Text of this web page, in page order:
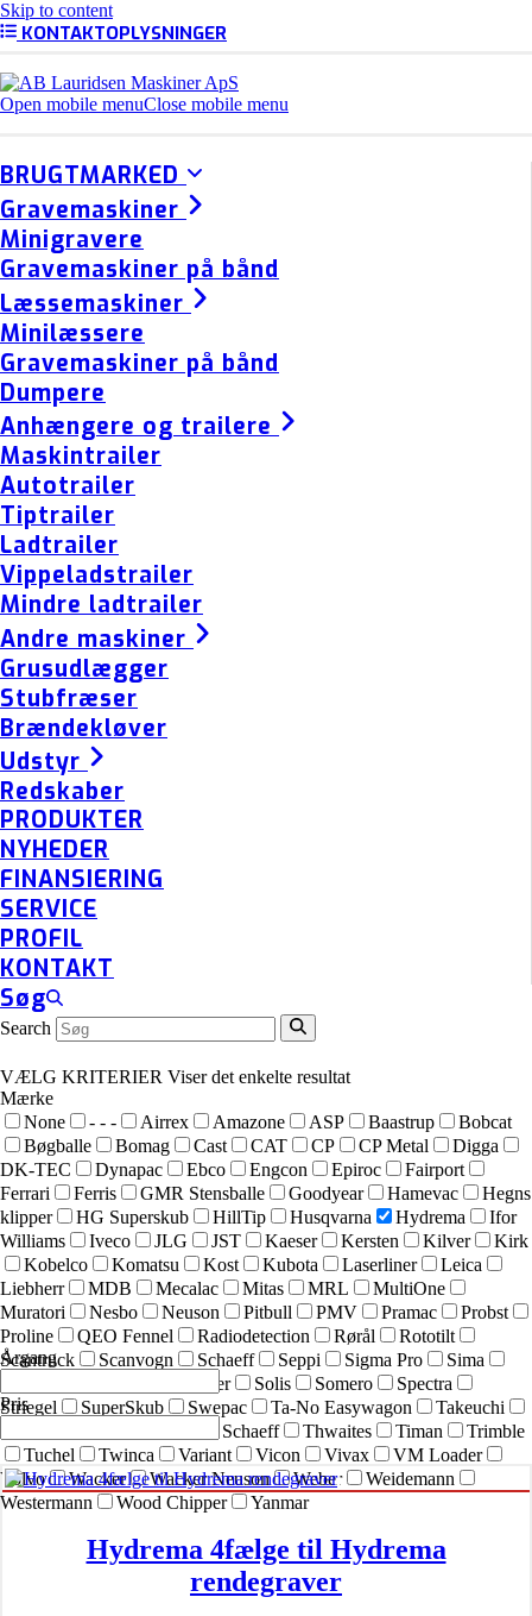
Skip to content
KONTAKTOPLYSNINGER
Open mobile menuClose mobile menu
BRUGTMARKED
Gravemaskiner
Minigravere
Gravemaskiner på bånd
Læssemaskiner
Minilæssere
Gravemaskiner på bånd
Dumpere
Anhængere og trailere
Maskintrailer
Autotrailer
Tiptrailer
Ladtrailer
Vippeladstrailer
Mindre ladtrailer
Andre maskiner
Grusudlægger
Stubfræser
Brændekløver
Udstyr
Redskaber
PRODUKTER
NYHEDER
FINANSIERING
SERVICE
PROFIL
KONTAKT
Søg
Search
VÆLG KRITERIER Viser det enkelte resultat
Mærke
None
- - - Airrex Amazone ASP Baastrup
Bobcat
Bøgballe
Bomag Cast CAT CP CP Metal
Digga
DK-TEC
Dynapac Ebco Engcon Epiroc
Fairport
Ferrari
Ferris GMR Stensballe Goodyear Hamevac
Hegns
klipper
HG Superskub HillTip Husqvarna Hydrema
Ifor
Williams
Iveco JLG JST Kaeser Kersten Kilver
Kirk
Kobelco
Komatsu Kost Kubota Laserliner
Leica
Liebherr
MDB Mecalac Mitas MRL
MultiOne
Muratori
Nesbo Neuson Pitbull PMV Pramac
Probst
Proline
QEO Fennel Radiodetection Rørål
Rototilt
Scantruck
Scanvogn Schaeff Seppi Sigma Pro
Sima
sneskraber Solis Somero
Spectra
Striegel
SuperSkub Swepac Ta-No Easywagon
Takeuchi
Terex Schaeff Thwaites Timan
Trimble
Tuchel
Twinca Variant Vicon Vivax
VM Loader
Volvo
Wacker Wacker Neuson Weber
Weidemann
Westermann
Wood Chipper Yanmar
Årgang
Pris
Hydrema 4fælge til Hydrema
rendegraver